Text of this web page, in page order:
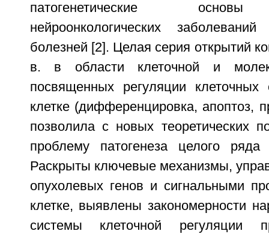
патогенетические основы
нейроонкологических
болезней [2]. Целая серия открытий
в. в области клеточной и
посвященных регуляции
клетке (дифференцировка, апоптоз,
позволила с новых теоретических
проблему патогенеза целого
Раскрыты ключевые механизмы,
опухолевых генов и сигнальными
клетке, выявлены закономерности
системы клеточной регуляции